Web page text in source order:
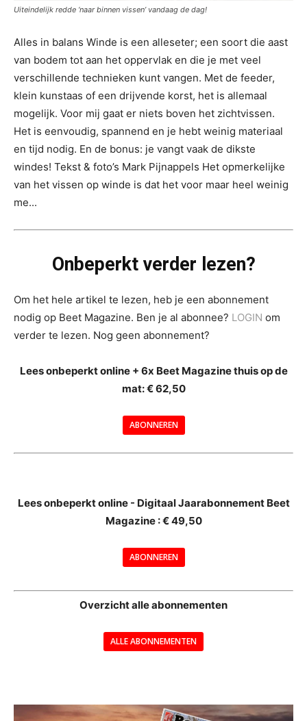
Uiteindelijk redde ‘naar binnen vissen’ vandaag de dag!
Alles in balans Winde is een alleseter; een soort die aast
van bodem tot aan het oppervlak en die je met veel
verschillende technieken kunt vangen. Met de feeder,
klein kunstaas of een drijvende korst, het is allemaal
mogelijk. Voor mij gaat er niets boven het zichtvissen.
Het is eenvoudig, spannend en je hebt weinig materiaal
en tijd nodig. En de bonus: je vangt vaak de dikste
windes! Tekst & foto’s Mark Pijnappels Het opmerkelijke
van het vissen op winde is dat het voor maar heel weinig
me...
Onbeperkt verder lezen?
Om het hele artikel te lezen, heb je een abonnement
nodig op Beet Magazine. Ben je al abonnee? LOGIN om
verder te lezen. Nog geen abonnement?
Lees onbeperkt online + 6x Beet Magazine thuis op de
mat: € 62,50
ABONNEREN
Lees onbeperkt online - Digitaal Jaarabonnement Beet
Magazine : € 49,50
ABONNEREN
Overzicht alle abonnementen
ALLE ABONNEMENTEN